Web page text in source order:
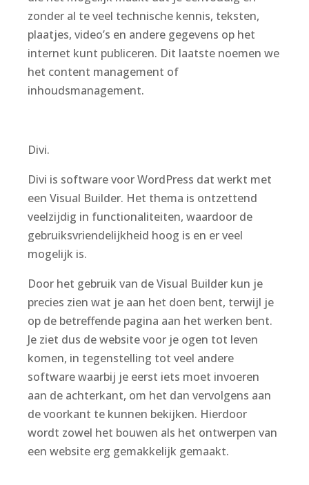
zonder al te veel technische kennis, teksten,
plaatjes, video’s en andere gegevens op het
internet kunt publiceren. Dit laatste noemen we
het content management of
inhoudsmanagement.
Divi.
Divi is software voor WordPress dat werkt met
een Visual Builder. Het thema is ontzettend
veelzijdig in functionaliteiten, waardoor de
gebruiksvriendelijkheid hoog is en er veel
mogelijk is.
Door het gebruik van de Visual Builder kun je
precies zien wat je aan het doen bent, terwijl je
op de betreffende pagina aan het werken bent.
Je ziet dus de website voor je ogen tot leven
komen, in tegenstelling tot veel andere
software waarbij je eerst iets moet invoeren
aan de achterkant, om het dan vervolgens aan
de voorkant te kunnen bekijken. Hierdoor
wordt zowel het bouwen als het ontwerpen van
een website erg gemakkelijk gemaakt.